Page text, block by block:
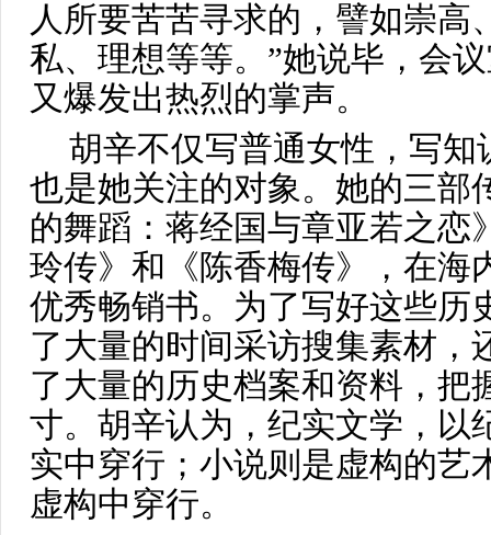
人所要苦苦寻求的，譬如崇高
私、理想等等。”她说毕，会
又爆发出热烈的掌声。
胡辛不仅写普通女性，写知
也是她关注的对象。她的三部
的舞蹈：蒋经国与章亚若之恋
玲传》和《陈香梅传》，在海
优秀畅销书。为了写好这些历
了大量的时间采访搜集素材，
了大量的历史档案和资料，把
寸。胡辛认为，纪实文学，以
实中穿行；小说则是虚构的艺
虚构中穿行。